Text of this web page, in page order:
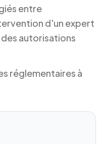
entre
d'un expert
autorisations
réglementaires à